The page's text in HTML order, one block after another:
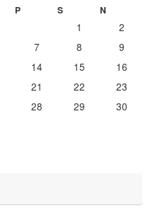
P S N
1
2
7 8
9
14 15
16
21 22
23
28 29
30